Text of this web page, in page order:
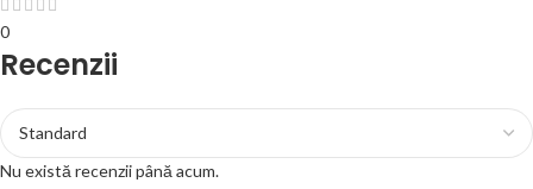
0
Recenzii
Nu există recenzii până acum.